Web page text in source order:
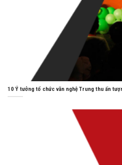
10 Ý tưởng tổ chức văn nghệ Trung thu ấn